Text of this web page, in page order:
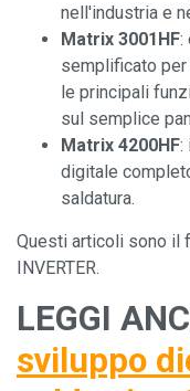
nell'industria e
Matrix 3001HF:
semplificato
le principali
sul semplice
Matrix 4200HF:
digitale
saldatura.
Questi articoli sono il
INVERTER.
LEGGI
sviluppo